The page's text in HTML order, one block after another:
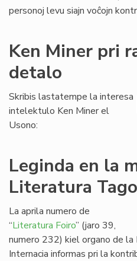
personoj levu siajn voĉojn
Ken Miner pri
detalo
Skribis lastatempe la interesa
intelektulo Ken Miner el
Usono:
Leginda en la
Literatura Tago
La aprila numero de
“Literatura Foiro” (jaro 39,
numero 232) kiel organo de
Internacia informas pri la